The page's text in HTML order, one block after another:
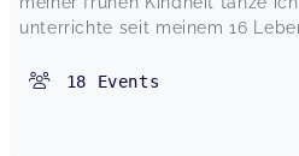
unterrichte seit meinem 16
18 Events